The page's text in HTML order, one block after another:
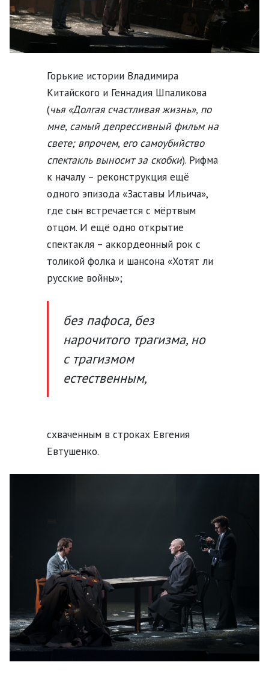
Горькие истории Владимира
Китайского и Геннадия Шпаликова
(чья «Долгая счастливая жизнь», по
мне, самый депрессивный фильм на
свете; впрочем, его самоубийство
спектакль выносит за скобки). Рифма
к началу – реконструкция ещё
одного эпизода «Заставы Ильича»,
где сын встречается с мёртвым
отцом. И ещё одно открытие
спектакля – аккордеонный рок с
толикой фолка и шансона «Хотят ли
русские войны»;
без пафоса, без
нарочитого трагизма, но
с трагизмом
естественным,
схваченным в строках Евгения
Евтушенко.